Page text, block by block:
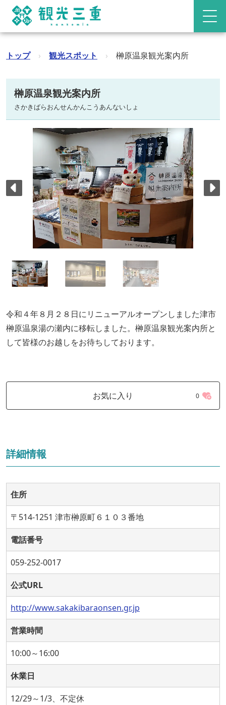
トップ › 観光スポット › 榊原温泉観光案内所
榊原温泉観光案内所
さかきばらおんせんかんこうあんないしょ
令和４年８月２８日にリニューアルオープンしました津市
榊原温泉湯の瀬内に移転しました。榊原温泉観光案内所と
して皆様のお越しをお待ちしております。
お気に入り 0
詳細情報
住所
〒514-1251 津市榊原町６１０３番地
電話番号
059-252-0017
公式URL
http://www.sakakibaraonsen.gr.jp
営業時間
10:00～16:00
休業日
12/29～1/3、不定休